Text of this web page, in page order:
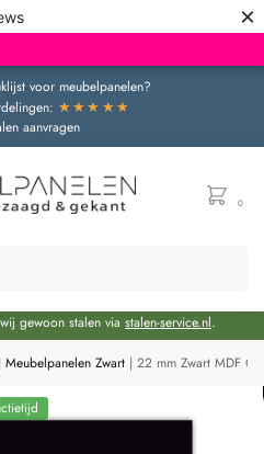
×
voor meubelpanelen?
★★★★★
aanvragen
0
een extra levertijd van circa 3 weken
gewoon stalen via stalen-service.nl.
Meubelpanelen Zwart | 22 mm Zwart MDF